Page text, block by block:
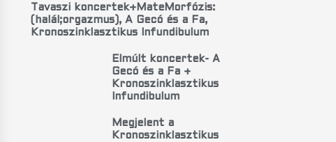
Tavaszi koncertek+MateMorfózis:
(halál;orgazmus), A Gecó és a Fa,
Kronoszinklasztikus Infundibulum
Elmúlt koncertek- A
Gecó és a Fa +
Kronoszinklasztikus
Infundibulum
Megjelent a
Kronoszinklasztikus